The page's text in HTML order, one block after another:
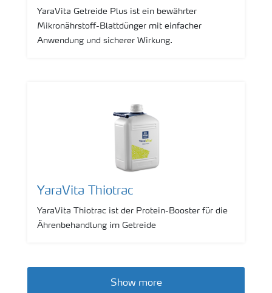
YaraVita Getreide Plus ist ein bewährter
Mikronährstoff-Blattdünger mit einfacher
Anwendung und sicherer Wirkung.
YaraVita Thiotrac
YaraVita Thiotrac ist der Protein-Booster für die
Ährenbehandlung im Getreide
Show more